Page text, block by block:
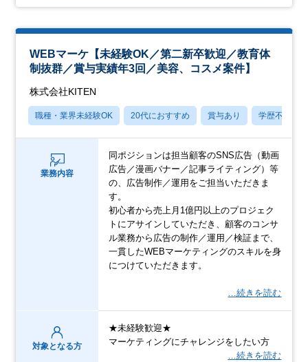
WEBマーケ【未経験OK／第二新卒歓迎／教育体
制抜群／賞与実績年3回／美容、コスメ案件】
株式会社KITEN
職種・業界未経験OK 20代におすすめ 賞与あり 学歴不問
業務内容
同ポジションは担当顧客のSNS広告（動画
広告／漫画バナー／記事ライティング）等
の、広告制作／運用をご担当いただきま
す。
初心者から売上月1億円以上のプロジェク
トにアサインしていただき、顧客のコンサ
ル業務から広告の制作／運用／検証まで、
一貫したWEBマーケティングのスキルを身
につけていただきます。
…続きを読む
対象となる方
★未経験歓迎★
マーケティングにチャレンジをしたい方
…続きを読む